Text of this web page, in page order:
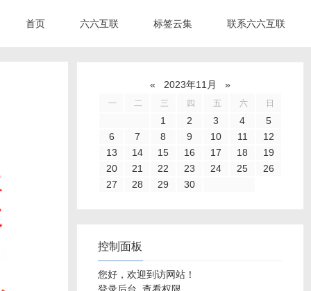
首页 六六互联 标签云集 联系六六互联
« 2023年11月 »
一 二 三 四 五 六 日
1 2 3 4
5
6
7 8 9 10 11
12
13
14 15 16 17 18
19
20
21 22 23 24 25
26
27
28 29 30
控制面板
您好，欢迎到访网站！